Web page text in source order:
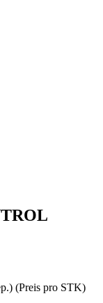
(Preis pro STK)